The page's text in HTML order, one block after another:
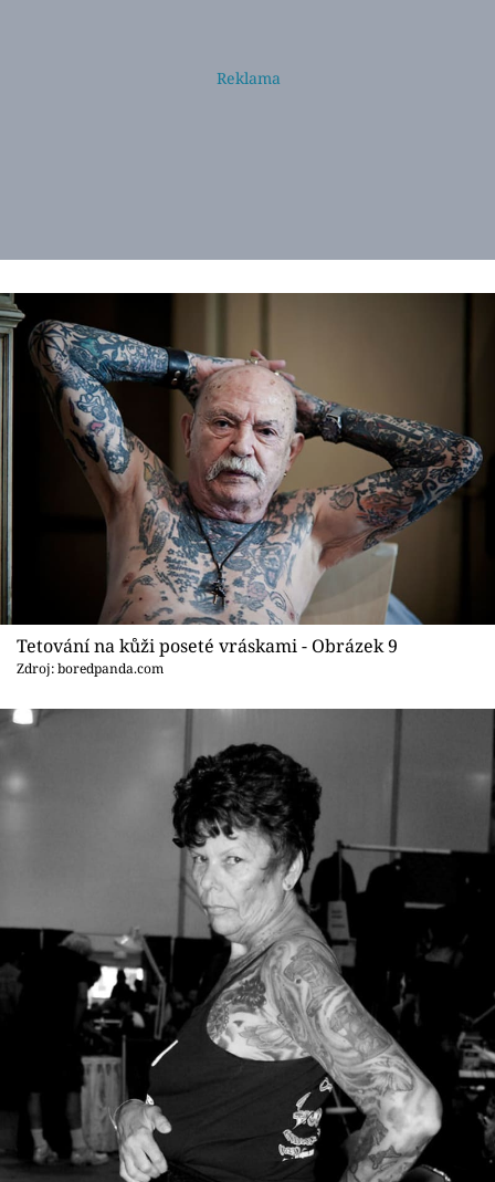
Tetování na kůži poseté vráskami - Obrázek 9
Zdroj: boredpanda.com